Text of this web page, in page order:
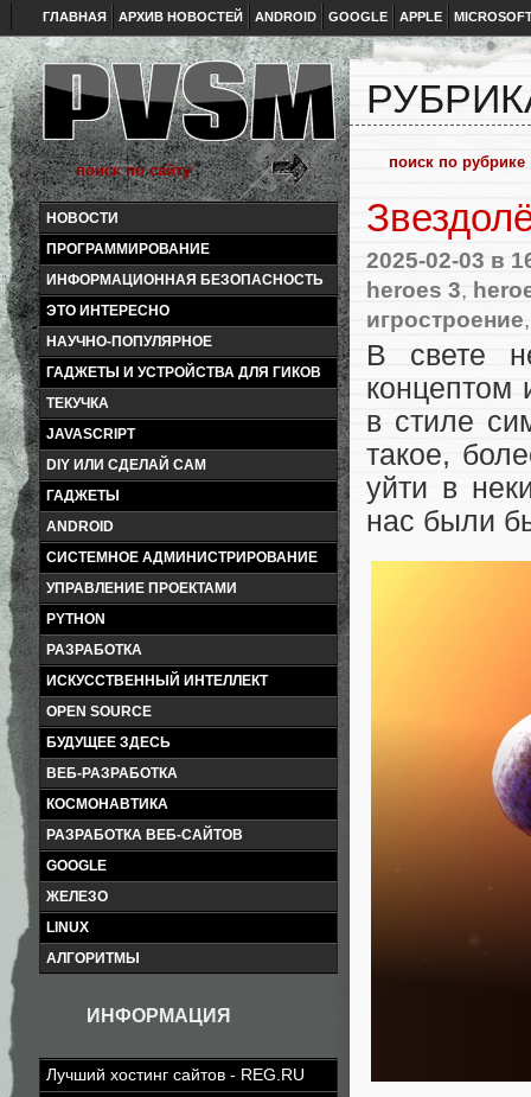
ГЛАВНАЯ АРХИВ НОВОСТЕЙ ANDROID GOOGLE APPLE
НОВОСТИ
ПРОГРАММИРОВАНИЕ
ИНФОРМАЦИОННАЯ БЕЗОПАСНОСТЬ
ЭТО ИНТЕРЕСНО
НАУЧНО-ПОПУЛЯРНОЕ
ГАДЖЕТЫ И УСТРОЙСТВА ДЛЯ ГИКОВ
ТЕКУЧКА
JAVASCRIPT
DIY ИЛИ СДЕЛАЙ САМ
ГАДЖЕТЫ
ANDROID
СИСТЕМНОЕ АДМИНИСТРИРОВАНИЕ
УПРАВЛЕНИЕ ПРОЕКТАМИ
PYTHON
РАЗРАБОТКА
ИСКУССТВЕННЫЙ ИНТЕЛЛЕКТ
OPEN SOURCE
БУДУЩЕЕ ЗДЕСЬ
ВЕБ-РАЗРАБОТКА
КОСМОНАВТИКА
РАЗРАБОТКА ВЕБ-САЙТОВ
GOOGLE
ЖЕЛЕЗО
LINUX
АЛГОРИТМЫ
ИНФОРМАЦИЯ
Лучший хостинг сайтов - REG.RU
2025-02-03 в
heroes 3,
игростроение
В свете
концептом
в стиле
такое,
уйти в
нас были